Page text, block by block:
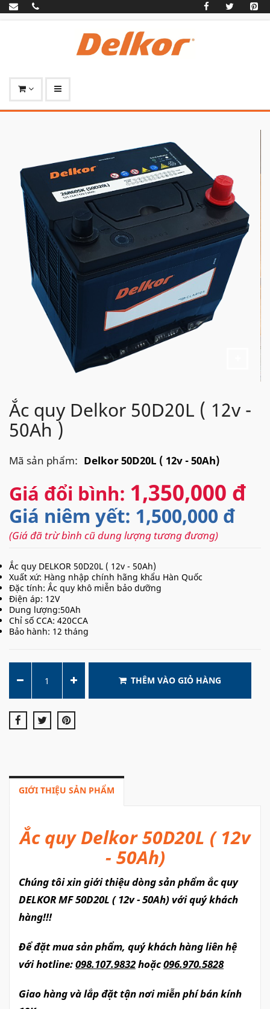
Ắc quy Delkor 50D20L ( 12v -
50Ah )
Mã sản phẩm: Delkor 50D20L ( 12v - 50Ah)
Giá đổi bình: 1,350,000 đ
Giá niêm yết: 1,500,000 đ
(Giá đã trừ bình cũ dung lượng tương đương)
Ắc quy DELKOR 50D20L ( 12v - 50Ah)
Xuất xứ: Hàng nhập chính hãng khẩu Hàn Quốc
Đặc tính: Ắc quy khô miễn bảo dưỡng
Điện áp: 12V
Dung lượng:50Ah
Chỉ số CCA: 420CCA
Bảo hành: 12 tháng
THÊM VÀO GIỎ HÀNG
GIỚI THIỆU SẢN PHẨM
Ắc quy Delkor 50D20L ( 12v
- 50Ah)
Chúng tôi xin giới thiệu dòng sản phẩm ắc quy
DELKOR MF 50D20L ( 12v - 50Ah) với quý khách
hàng!!!
Để đặt mua sản phẩm, quý khách hàng liên hệ
với hotline:098.107.9832hoặc096.970.5828
Giao hàng và lắp đặt tận nơi miễn phí bán kính